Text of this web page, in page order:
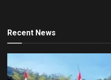
Recent News